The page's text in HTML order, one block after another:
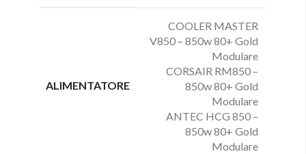
ALIMENTATORE
COOLER MASTER
V850 – 850w 80+ Gold
Modulare
CORSAIR RM850 –
850w 80+ Gold
Modulare
ANTEC HCG 850 –
850w 80+ Gold
Modulare